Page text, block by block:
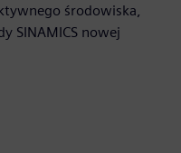
środowiska,
SINAMICS nowej